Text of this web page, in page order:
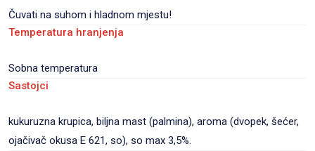
Čuvati na suhom i hladnom mjestu!
Temperatura hranjenja
Sobna temperatura
Sastojci
kukuruzna krupica, biljna mast (palmina), aroma (dvopek, šećer,
ojačivač okusa E 621, so), so max 3,5%.